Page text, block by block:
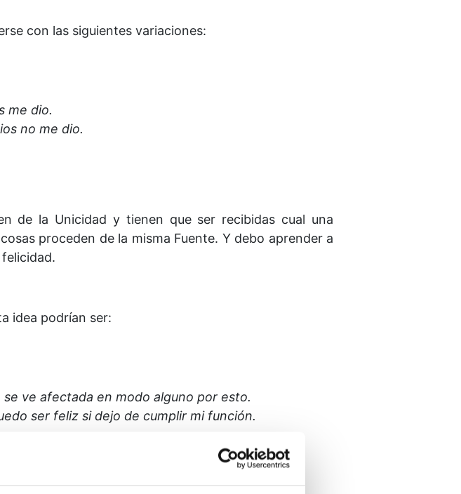
con las siguientes variaciones:
me dio.
no me dio.
de la Unicidad y tienen que ser recibidas cual una
proceden de la misma Fuente. Y debo aprender a
idea podrían ser:
ve afectada en modo alguno por esto.
ser feliz si dejo de cumplir mi función.